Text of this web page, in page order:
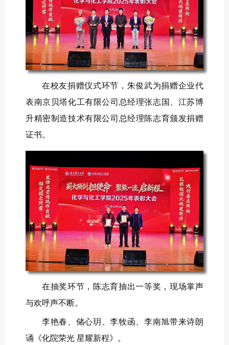
在校友捐赠仪式环节，朱俊武为捐赠企业代
表南京贝塔化工有限公司总经理张志国、江苏博
升精密制造技术有限公司总经理陈志育颁发捐赠
证书。
在抽奖环节，陈志育抽出一等奖，现场掌声
与欢呼声不断。
李艳春、储心玥、李牧函、李南旭带来诗朗
诵《化院荣光 星耀新程》。